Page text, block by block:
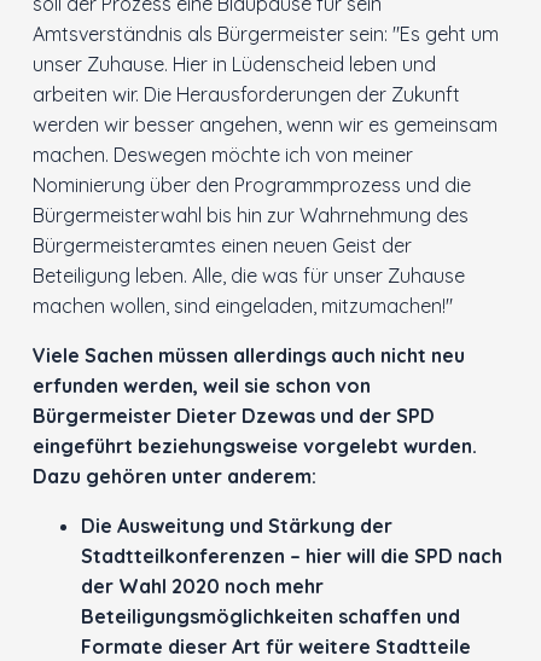
Amtsverständnis als Bürgermeister sein: "Es geht um
unser Zuhause. Hier in Lüdenscheid leben und
arbeiten wir. Die Herausforderungen der Zukunft
werden wir besser angehen, wenn wir es gemeinsam
machen. Deswegen möchte ich von meiner
Nominierung über den Programmprozess und die
Bürgermeisterwahl bis hin zur Wahrnehmung des
Bürgermeisteramtes einen neuen Geist der
Beteiligung leben. Alle, die was für unser Zuhause
machen wollen, sind eingeladen, mitzumachen!"
Viele Sachen müssen allerdings auch nicht neu
erfunden werden, weil sie schon von
Bürgermeister Dieter Dzewas und der SPD
eingeführt beziehungsweise vorgelebt wurden.
Dazu gehören unter anderem:
Die Ausweitung und Stärkung der
Stadtteilkonferenzen – hier will die SPD nach
der Wahl 2020 noch mehr
Beteiligungsmöglichkeiten schaffen und
Formate dieser Art für weitere Stadtteile